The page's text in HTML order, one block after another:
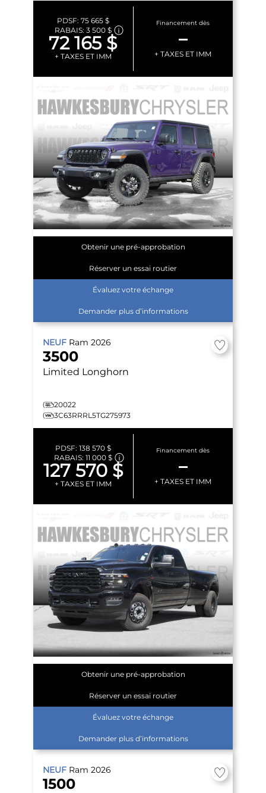
PDSF: 75 665 $
RABAIS: 3 500 $
72 165 $
+ TAXES ET IMM
Financement dès
–
+ TAXES ET IMM
Obtenir une pré-approbation
Réserver un essai routier
Évaluez votre échange
Demander plus d’informations
NEUF Ram 2026
3500
Limited Longhorn
20022
3C63RRRL5TG275973
PDSF: 138 570 $
RABAIS: 11 000 $
127 570 $
+ TAXES ET IMM
Financement dès
–
+ TAXES ET IMM
Obtenir une pré-approbation
Réserver un essai routier
Évaluez votre échange
Demander plus d’informations
NEUF Ram 2026
1500